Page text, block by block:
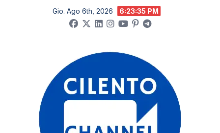
contenuto
Gio. Ago 6th, 2026 6:23:36 PM